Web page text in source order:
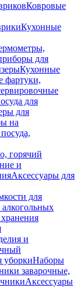
Ковровые
Кухонные
для
Кухонные
фартуки,
для
для
на
горячий
и
Аксессуары для
для
и
уборкиНаборы
заварочные,
Аксессуары